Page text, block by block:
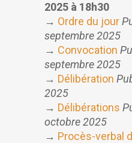
2025 à 18h30
→ Ordre du jour
septembre 2025
→ Convocation
septembre 2025
→ Délibération
2025
→ Délibérations
octobre 2025
→ Procès-verbal